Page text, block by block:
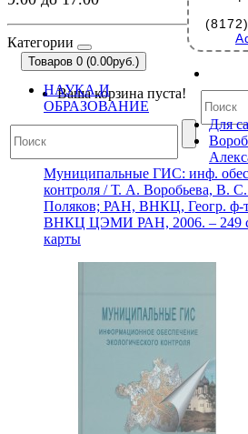
Категории
Товаров 0 (0.00руб.)
Ваша корзина пуста!
НАУКА И
ОБРАЗОВАНИЕ
Для
Муниципальные ГИС: инф.
контроля / Т. А. Воробьева, В.
Поляков; РАН, ВНКЦ, Геогр. ф-
ВНКЦ ЦЭМИ РАН, 2006. – 249
карты